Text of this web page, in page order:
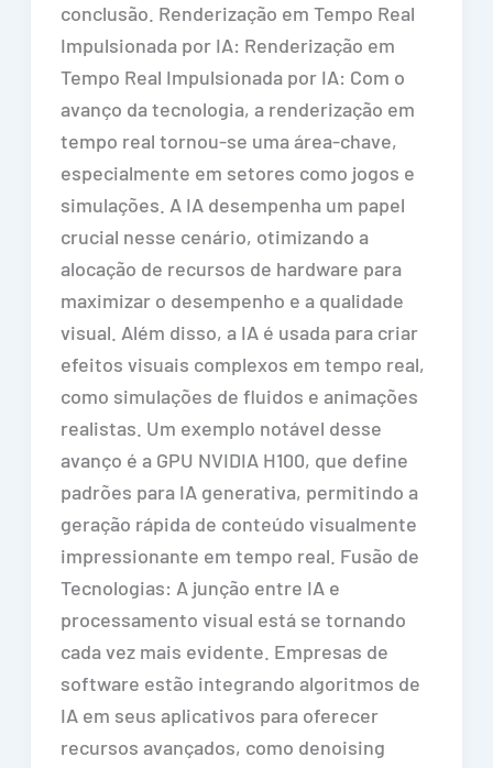
conclusão. Renderização em Tempo Real
Impulsionada por IA: Renderização em
Tempo Real Impulsionada por IA: Com o
avanço da tecnologia, a renderização em
tempo real tornou-se uma área-chave,
especialmente em setores como jogos e
simulações. A IA desempenha um papel
crucial nesse cenário, otimizando a
alocação de recursos de hardware para
maximizar o desempenho e a qualidade
visual. Além disso, a IA é usada para criar
efeitos visuais complexos em tempo real,
como simulações de fluidos e animações
realistas. Um exemplo notável desse
avanço é a GPU NVIDIA H100, que define
padrões para IA generativa, permitindo a
geração rápida de conteúdo visualmente
impressionante em tempo real. Fusão de
Tecnologias: A junção entre IA e
processamento visual está se tornando
cada vez mais evidente. Empresas de
software estão integrando algoritmos de
IA em seus aplicativos para oferecer
recursos avançados, como denoising